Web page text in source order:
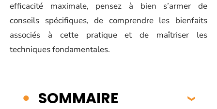
efficacité maximale, pensez à bien s’armer de
conseils spécifiques, de comprendre les bienfaits
associés à cette pratique et de maîtriser les
techniques fondamentales.
SOMMAIRE